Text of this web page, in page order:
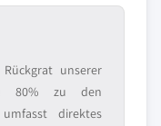
unserer
80% zu den
direktes